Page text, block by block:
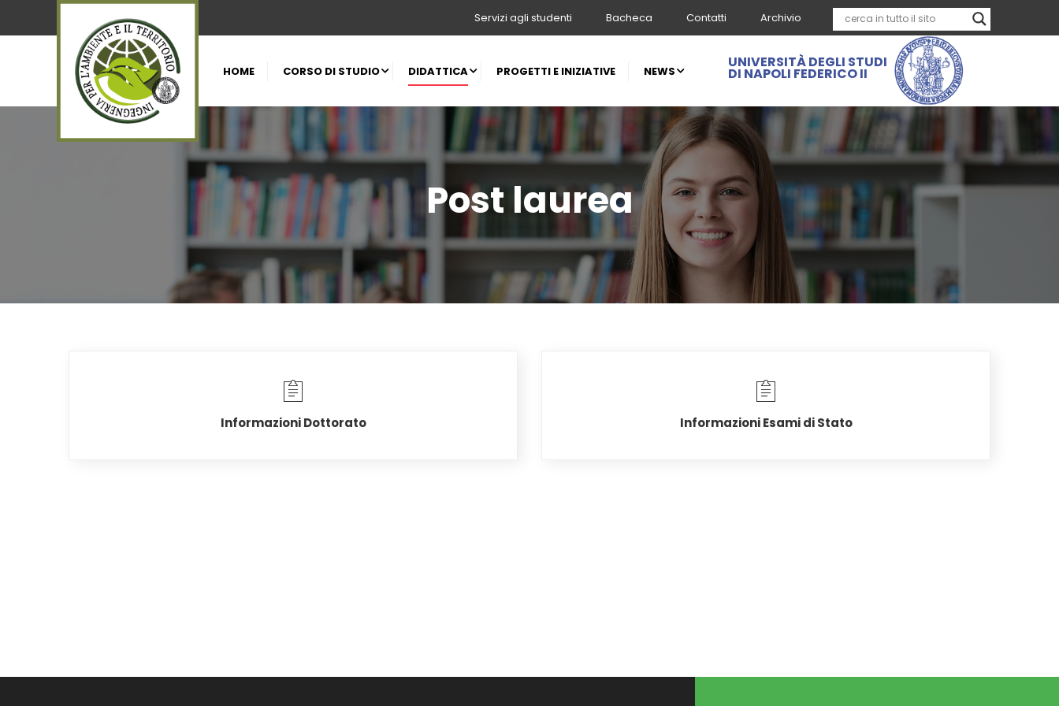
Servizi agli studenti Bacheca Contatti Archivio
HOME CORSO DI STUDIO DIDATTICA PROGETTI E INIZIATIVE NEWS
UNIVERSITÀ DEGLI STUDI
DI NAPOLI FEDERICO II
Post laurea
Informazioni Dottorato Informazioni Esami di Stato